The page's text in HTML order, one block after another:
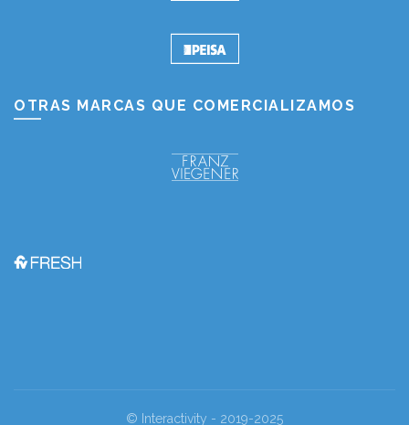
OTRAS MARCAS QUE COMERCIALIZAMOS
© Interactivity - 2019-2025